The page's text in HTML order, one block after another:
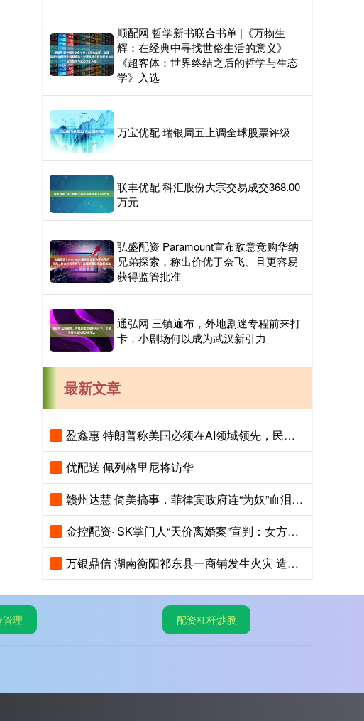
顺配网 哲学新书联合书单 |《万物生
辉：在经典中寻找世俗生活的意义》
《超客体：世界终结之后的哲学与生态
学》入选
万宝优配 瑞银周五上调全球股票评级
联丰优配 科汇股份大宗交易成交368.00
万元
弘盛配资 Paramount宣布敌意竞购华纳
兄弟探索，称出价优于奈飞、且更容易
获得监管批准
通弘网 三镇遍布，外地剧迷专程前来打
卡，小剧场何以成为武汉新引力
最新文章
盈鑫惠 特朗普称美国必须在AI领域领先，民调显示美国人认为中国AI更先进
优配送 佩列格里尼将访华
赣州达慧 倚美搞事，菲律宾政府连“为奴”血泪史都忘了
金控配资· SK掌门人“天价离婚案”宣判：女方将获得9440亿韩元财产！
万银鼎信 湖南衡阳祁东县一商铺发生火灾 造成5人死亡
理 配资杠杆炒股